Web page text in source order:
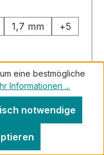
1,7 mm +5
eine bestmögliche
Informationen ...
notwendige